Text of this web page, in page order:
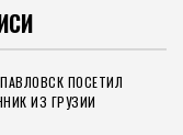
ПОСЕТИЛ
ИЗ ГРУЗИИ